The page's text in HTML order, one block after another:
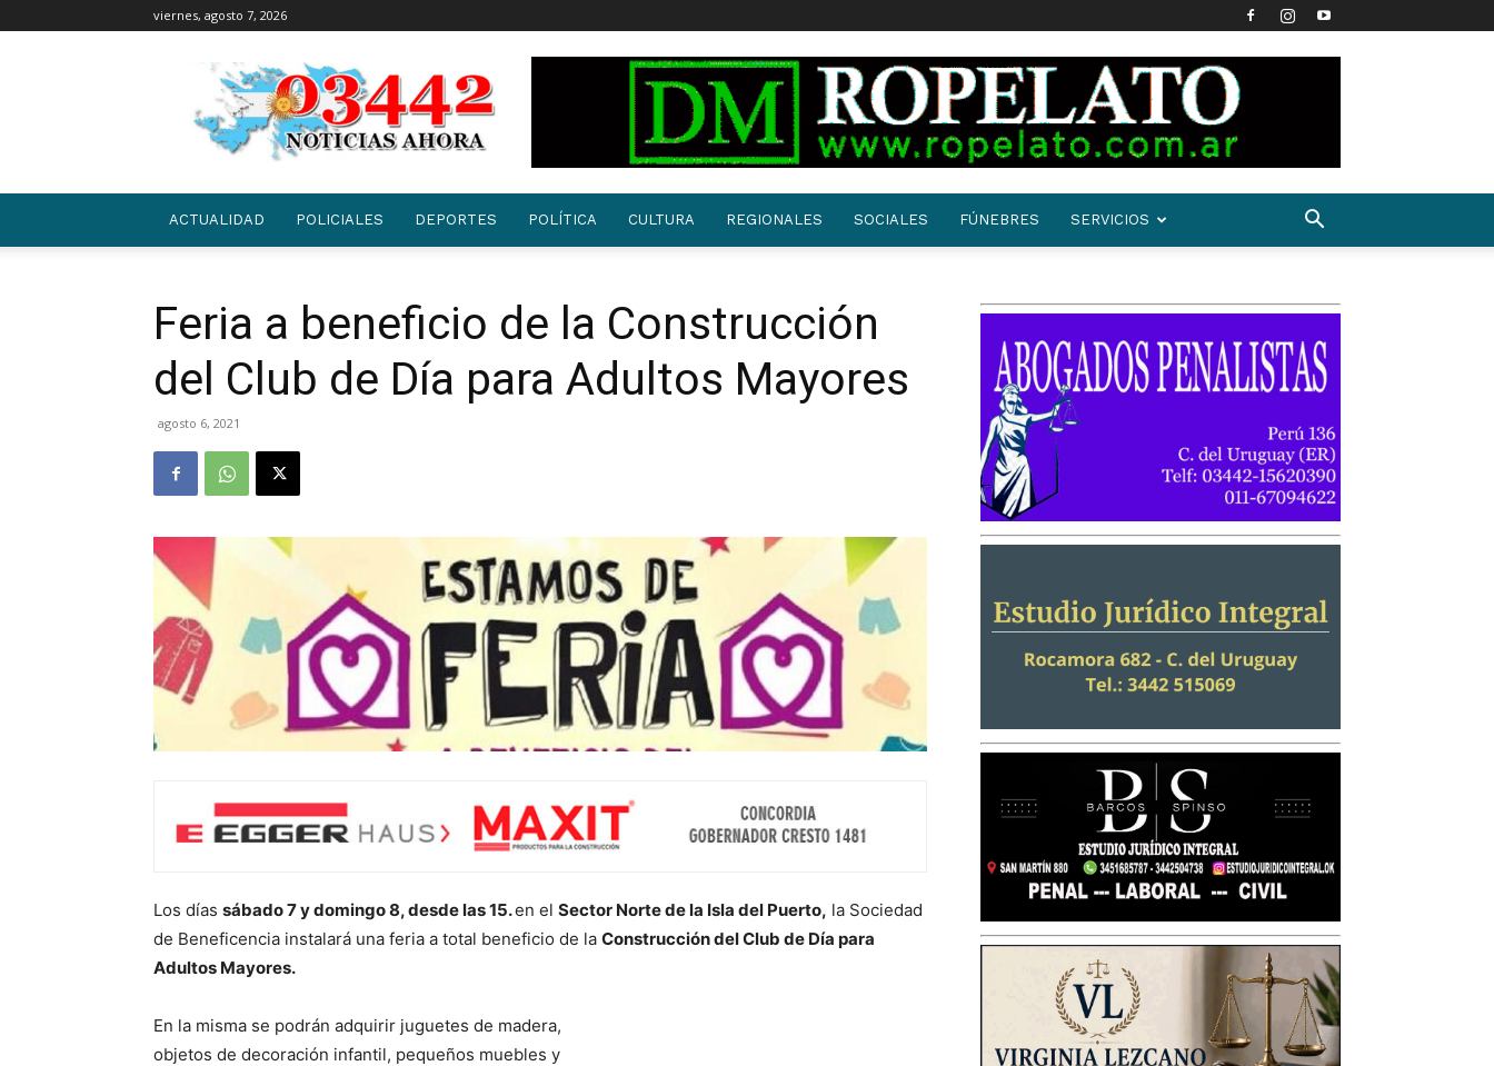
viernes, agosto 7, 2026
03442
|
NOTICIAS
ACTUALIDAD POLICIALES DEPORTES POLÍTICA CULTURA REGIONALES SOCIALES FÚNEBRES SERVICIOS
Feria a beneficio de la Construcción
del Club de Día para Adultos Mayores
agosto 6, 2021
Los días sábado 7 y domingo 8, desde las 15.en el Sector Norte de la Isla del Puerto, la Sociedad
de Beneficencia instalará una feria a total beneficio de la Construcción del Club de Día para
Adultos Mayores.
En la misma se podrán adquirir juguetes de madera,
objetos de decoración infantil, pequeños muebles y